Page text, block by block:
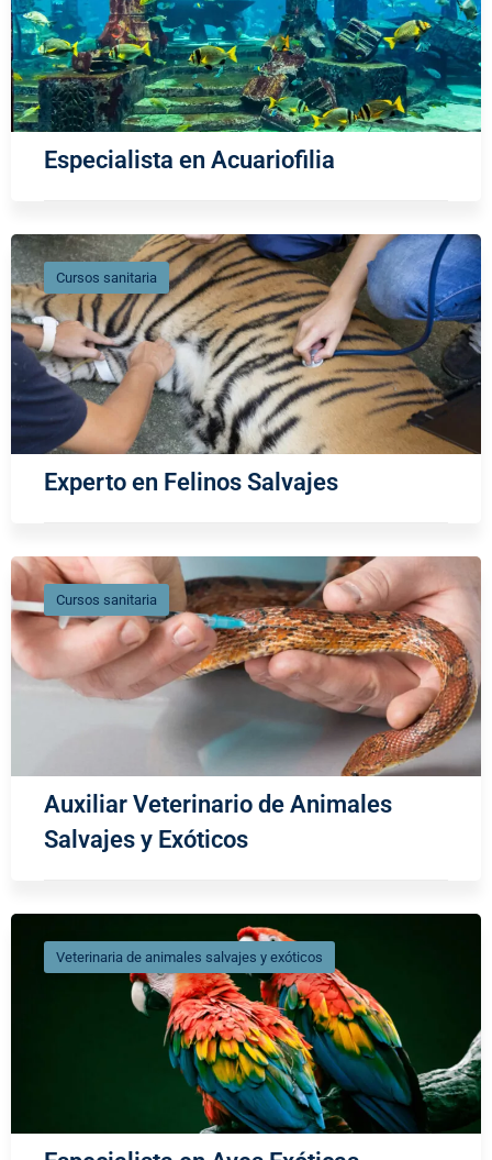
Especialista en Acuariofilia
Cursos sanitaria
Experto en Felinos Salvajes
Cursos sanitaria
Auxiliar Veterinario de Animales
Salvajes y Exóticos
Veterinaria de animales salvajes y exóticos